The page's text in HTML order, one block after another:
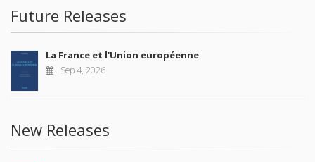
Future Releases
La France et l'Union européenne
Sep 4, 2026
New Releases